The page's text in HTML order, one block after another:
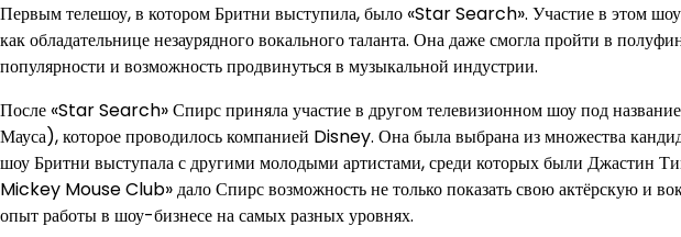
Первым телешоу, в котором Бритни выступила, было «Star Search». Участие в этом шоу
как обладательнице незаурядного вокального таланта. Она даже смогла пройти в
популярности и возможность продвинуться в музыкальной индустрии.
После «Star Search» Спирс приняла участие в другом телевизионном шоу под
Мауса), которое проводилось компанией Disney. Она была выбрана из множества
шоу Бритни выступала с другими молодыми артистами, среди которых были Джастин
Mickey Mouse Club» дало Спирс возможность не только показать свою актёрскую и
опыт работы в шоу-бизнесе на самых разных уровнях.